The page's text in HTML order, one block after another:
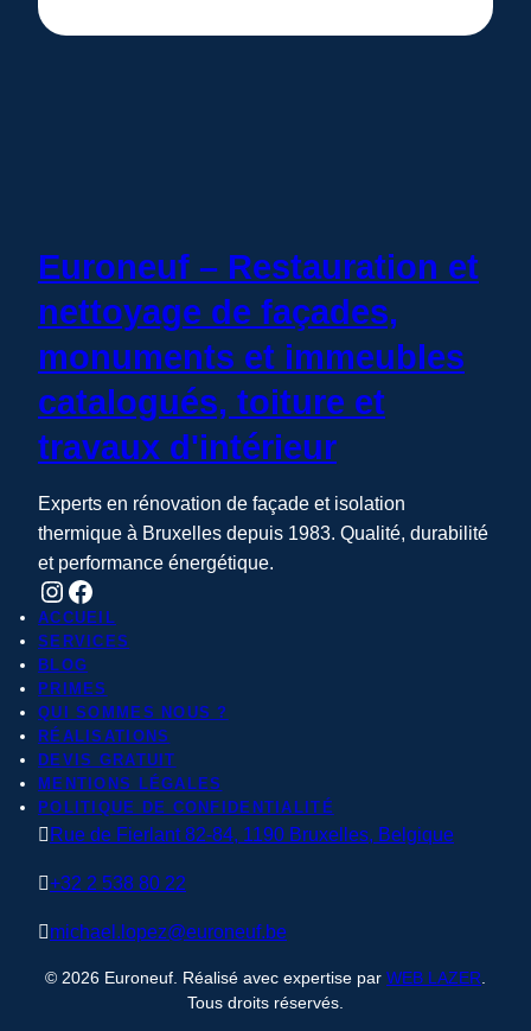
Euroneuf – Restauration et
nettoyage de façades,
monuments et immeubles
catalogués, toiture et
travaux d'intérieur
Experts en rénovation de façade et isolation
thermique à Bruxelles depuis 1983. Qualité, durabilité
et performance énergétique.
Instagram Facebook
ACCUEIL
SERVICES
BLOG
PRIMES
QUI SOMMES NOUS ?
RÉALISATIONS
DEVIS GRATUIT
MENTIONS LÉGALES
POLITIQUE DE CONFIDENTIALITÉ
 Rue de Fierlant 82-84, 1190 Bruxelles, Belgique
+32 2 538 80 22
michael.lopez@euroneuf.be
© 2026 Euroneuf. Réalisé avec expertise par WEB LAZER.
Tous droits réservés.